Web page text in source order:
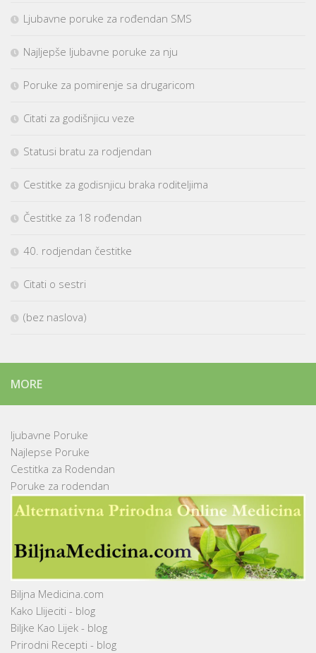
Ljubavne poruke za rođendan SMS
Najljepše ljubavne poruke za nju
Poruke za pomirenje sa drugaricom
Citati za godišnjicu veze
Statusi bratu za rodjendan
Cestitke za godisnjicu braka roditeljima
Čestitke za 18 rođendan
40. rodjendan čestitke
Citati o sestri
(bez naslova)
MORE
ljubavne Poruke
Najlepse Poruke
Cestitka za Rodendan
Poruke za rodendan
Biljna Medicina.com
Kako Llijeciti - blog
Biljke Kao Lijek - blog
Prirodni Recepti - blog